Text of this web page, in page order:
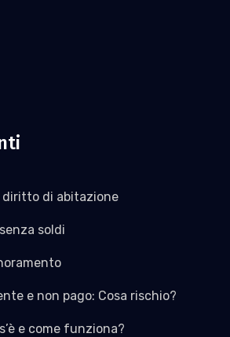
diritto di abitazione
soldi
e non pago: Cosa rischio?
e come funziona?